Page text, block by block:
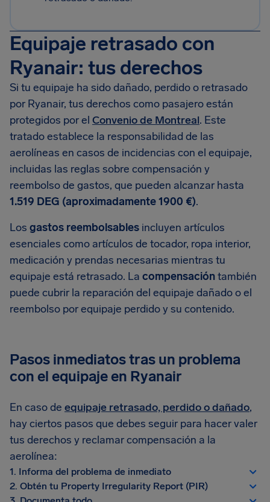
Equipaje retrasado con
Ryanair: tus derechos
Si tu equipaje ha sido dañado, perdido o retrasado
por Ryanair, tus derechos como pasajero están
protegidos por el Convenio de Montreal. Este
tratado establece la responsabilidad de las
aerolíneas en casos de incidencias con el equipaje,
incluidas las reglas sobre compensación y
reembolso de gastos, que pueden alcanzar hasta
1.519 DEG (aproximadamente 1900 €).
Los gastos reembolsables incluyen artículos
esenciales como artículos de tocador, ropa interior,
medicación y prendas necesarias mientras tu
equipaje está retrasado. La compensacióntambién
puede cubrir la reparación del equipaje dañado o el
reembolso por equipaje perdido y su contenido.
Pasos inmediatos tras un problema
con el equipaje en Ryanair
En caso de equipaje retrasado, perdido o dañado,
hay ciertos pasos que debes seguir para hacer valer
tus derechos y reclamar compensación a la
aerolínea:
1. Informa del problema de inmediato
2. Obtén tu Property Irregularity Report (PIR)